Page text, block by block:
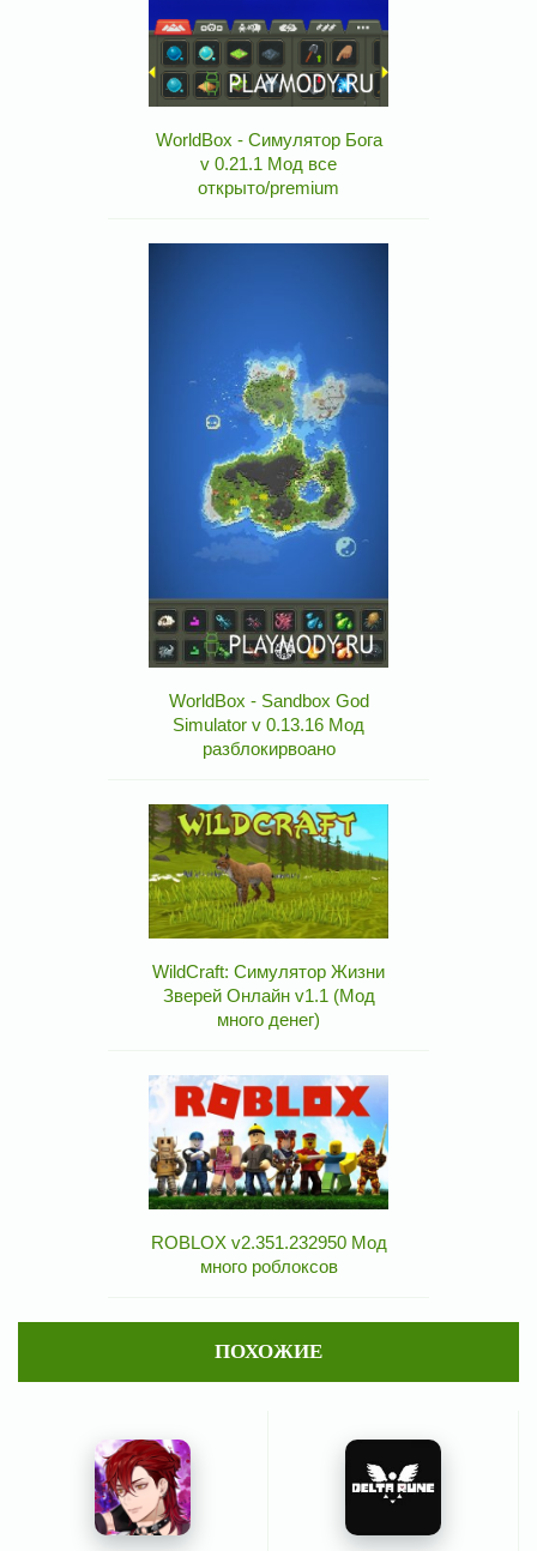
WorldBox - Симулятор Бога
v 0.21.1 Мод все
открыто/premium
WorldBox - Sandbox God
Simulator v 0.13.16 Мод
разблокирвоано
WildCraft: Симулятор Жизни
Зверей Онлайн v1.1 (Мод
много денег)
ROBLOX v2.351.232950 Мод
много роблоксов
ПОХОЖИЕ